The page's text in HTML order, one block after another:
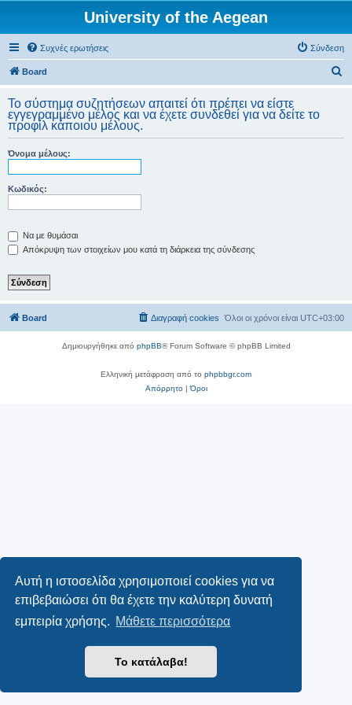
Αυτή η ιστοσελίδα χρησιμοποιεί cookies για να
επιβεβαιώσει ότι θα έχετε την καλύτερη δυνατή
εμπειρία χρήσης. Μάθετε περισσότερα
Το κατάλαβα!
University of the Aegean
Συχνές ερωτήσεις Σύνδεση
Board
Το σύστημα συζητήσεων απαιτεί ότι πρέπει να είστε
εγγεγραμμένο μέλος και να έχετε συνδεθεί για να δείτε το
προφίλ κάποιου μέλους.
Όνομα μέλους:
Κωδικός:
Να με θυμάσαι
Απόκρυψη των στοιχείων μου κατά τη διάρκεια της σύνδεσης
Board Όλοι οι χρόνοι είναι UTC+03:00
Διαγραφή cookies
Δημιουργήθηκε από phpBB® Forum Software © phpBB Limited
Ελληνική μετάφραση από το phpbbgr.com
Απόρρητο|Όροι